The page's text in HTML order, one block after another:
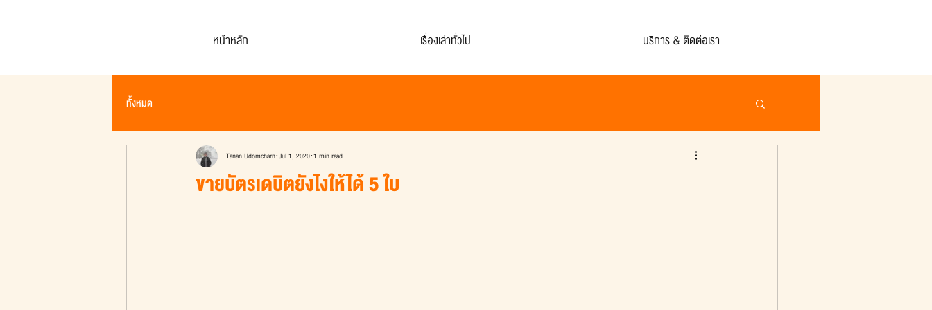
หน้าหลัก เรื่องเล่าทั่วไป บริการ & ติดต่อเรา
ทั้งหมด
ขายบัตรเดบิตยังไงให้ได้ 5 ใบ
Tanan Udomcharn Jul 1, 2020 1 min read